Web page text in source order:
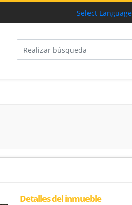
Select Language
Detalles del inmueble